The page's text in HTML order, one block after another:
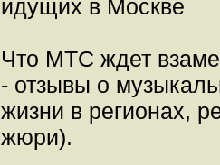
идущих в Москве
Что МТС ждет
- отзывы о
жизни в регионах,
жюри).